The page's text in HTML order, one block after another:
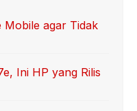
Mobile agar Tidak
Ini HP yang Rilis